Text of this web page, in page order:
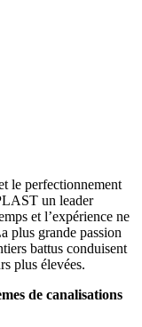
le perfectionnement
un leader
et l’expérience ne
plus grande passion
battus conduisent
plus élevées.
de canalisations